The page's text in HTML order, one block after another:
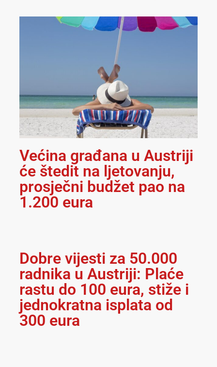
Većina građana u Austriji
će štedit na ljetovanju,
prosječni budžet pao na
1.200 eura
Dobre vijesti za 50.000
radnika u Austriji: Plaće
rastu do 100 eura, stiže i
jednokratna isplata od
300 eura